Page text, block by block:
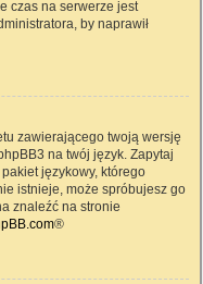
czas na serwerze jest
by naprawił
zawierającego twoją wersję
na twój język. Zapytaj
językowy, którego
istnieje, może spróbujesz go
znaleźć na stronie
®